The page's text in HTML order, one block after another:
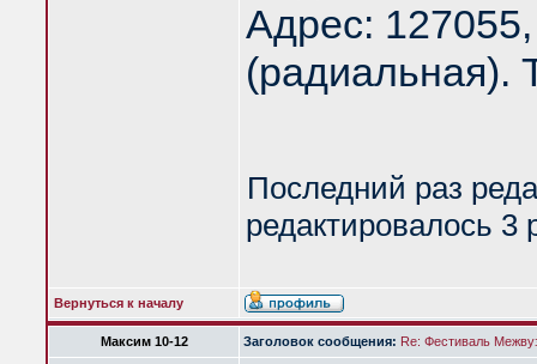
Адрес:
(радиальная).
Последний раз
редактировалось 3
Вернуться к началу
Максим 10-12 Заголовок сообщения: Re: Фестиваль